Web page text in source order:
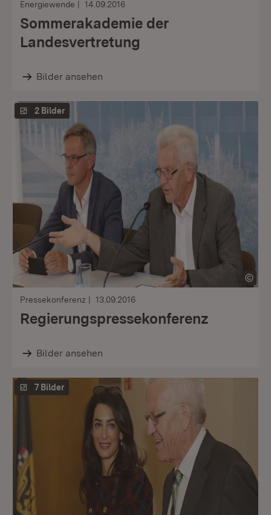
Energiewende 14.09.2016
Sommerakademie der
Landesvertretung
Bilder ansehen
2 Bilder
Pressekonferenz 13.09.2016
Regierungspressekonferenz
Bilder ansehen
7 Bilder